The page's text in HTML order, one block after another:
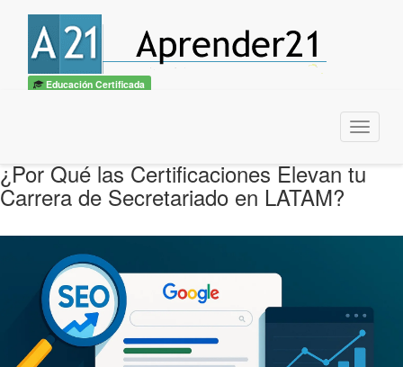
Educación Certificada
Menu
¿Por Qué las Certificaciones Elevan tu
Carrera de Secretariado en LATAM?